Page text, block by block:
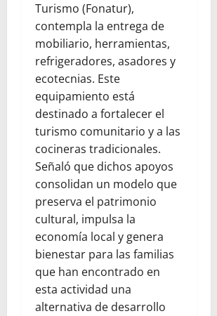
Turismo (Fonatur),
contempla la entrega de
mobiliario, herramientas,
refrigeradores, asadores y
ecotecnias. Este
equipamiento está
destinado a fortalecer el
turismo comunitario y a las
cocineras tradicionales.
Señaló que dichos apoyos
consolidan un modelo que
preserva el patrimonio
cultural, impulsa la
economía local y genera
bienestar para las familias
que han encontrado en
esta actividad una
alternativa de desarrollo